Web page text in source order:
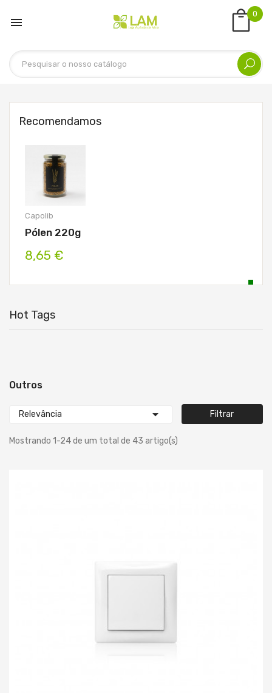

0
Recomendamos
Capolib
Pólen 220g
8,65 €
Hot Tags
Outros
Relevância  Filtrar
Mostrando 1-24 de um total de 43 artigo(s)